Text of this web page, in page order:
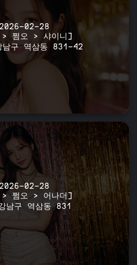
2026-02-28
쩜오 > 샤이니]
남구 역삼동 831-42
02-28
쩜오 > 어나더]
남구 역삼동 831